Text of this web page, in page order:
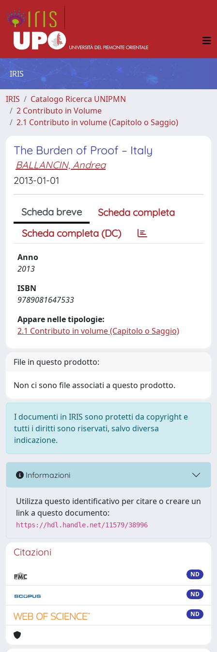
IRIS
IRIS
Catalogo Ricerca UNIPMN
2 Contributo in Volume
2.1 Contributo in volume (Capitolo o Saggio)
The Burden of Proof – Italy
BALLANCIN, Andrea
2013-01-01
Scheda breve
Scheda completa
Scheda completa (DC)
Anno
2013
ISBN
9789081647533
Appare nelle tipologie:
2.1 Contributo in volume (Capitolo o Saggio)
File in questo prodotto:
Non ci sono file associati a questo prodotto.
I documenti in IRIS sono protetti da copyright e
tutti i diritti sono riservati, salvo diversa
indicazione.
Informazioni
Utilizza questo identificativo per citare o creare un
link a questo documento:
https://hdl.handle.net/11579/38996
Citazioni
ND
ND
ND